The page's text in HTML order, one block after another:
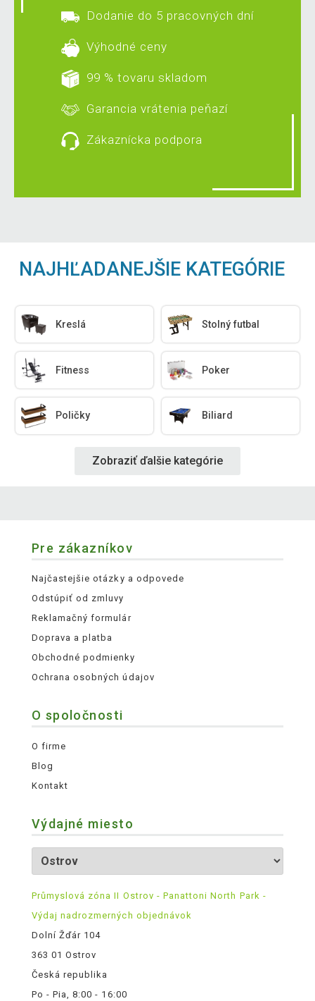
Dodanie do 5 pracovných dní
Výhodné ceny
99 % tovaru skladom
Garancia vrátenia peňazí
Zákaznícka podpora
NAJHĽADANEJŠIE KATEGÓRIE
Kreslá Stolný futbal
Fitness Poker
Poličky Biliard
Zobraziť ďalšie kategórie
Pre zákazníkov
Najčastejšie otázky a odpovede
Odstúpiť od zmluvy
Reklamačný formulár
Doprava a platba
Obchodné podmienky
Ochrana osobných údajov
O spoločnosti
O firme
Blog
Kontakt
Výdajné miesto
Průmyslová zóna II Ostrov - Panattoni North Park -
Výdaj nadrozmerných objednávok
Dolní Žďár 104
363 01 Ostrov
Česká republika
Po - Pia, 8:00 - 16:00